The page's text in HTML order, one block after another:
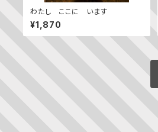
わたし ここに います
¥1,870